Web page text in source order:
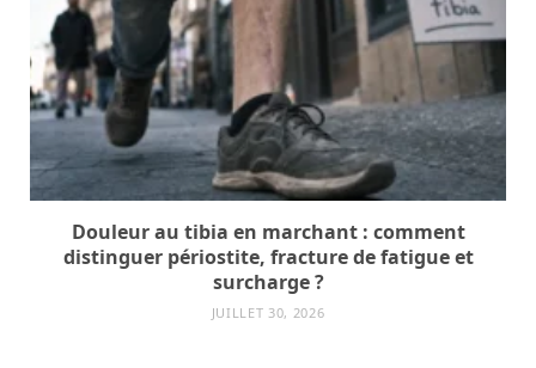
Douleur au tibia en marchant : comment
distinguer périostite, fracture de fatigue et
surcharge ?
JUILLET 30, 2026